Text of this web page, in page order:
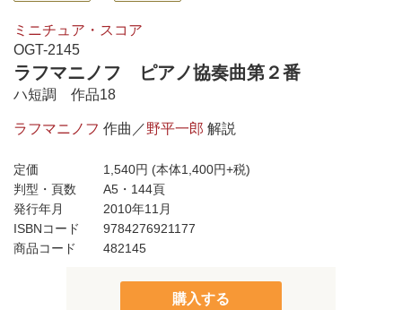
ミニチュア・スコア
OGT-2145
ラフマニノフ ピアノ協奏曲第２番
ハ短調 作品18
ラフマニノフ 作曲／野平一郎 解説
定価 1,540円 (本体1,400円+税)
判型・頁数
A5・144頁
発行年月
2010年11月
ISBNコード
9784276921177
商品コード
482145
購入する